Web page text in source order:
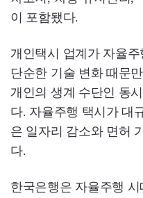
이 포함됐다.
개인택시 업계가 자율
단순한 기술 변화 때문
개인의 생계 수단인 동
다. 자율주행 택시가 대
은 일자리 감소와 면허
다.
한국은행은 자율주행